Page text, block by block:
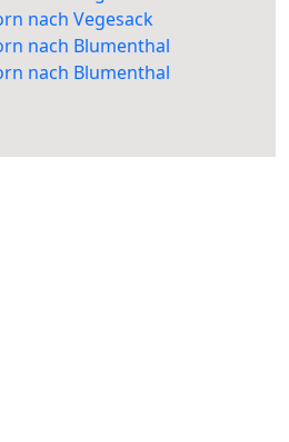
nach Vegesack
nach Blumenthal
nach Blumenthal